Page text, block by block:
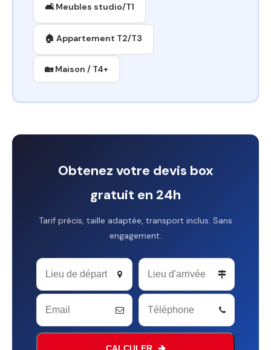
🛋️ Meubles studio/T1
🏠 Appartement T2/T3
🏡 Maison / T4+
Obtenez votre devis box
gratuit en 24h
Tarif précis, taille adaptée, transport inclus. Sans
engagement.
Website